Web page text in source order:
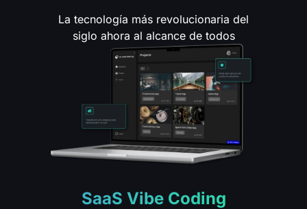
La tecnología más revolucionaria del
siglo ahora al alcance de todos
SaaS Vibe Coding